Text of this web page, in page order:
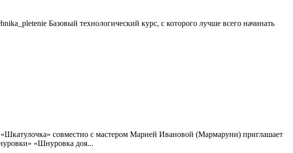
Базовый технологический курс, с которого лучше всего начинать
совместно с мастером Марией Ивановой (Мармаруни) приглашает
«Шнуровка доя...